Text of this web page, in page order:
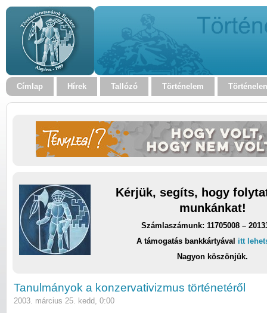
Címlap Hírek Tallózó Történelem
Kérjük, segíts, hogy
munkánkat!
Számlaszámunk: 11705008 –
A támogatás bankkártyával itt
Nagyon köszönjük.
Tanulmányok a konzervativizmus történetéről
2003. március 25. kedd, 0:00